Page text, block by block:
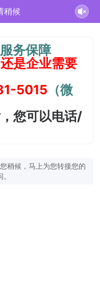
稍候
务保障
是企业需要
5015 （微
您可以电话/
稍候，马上为您转接您的